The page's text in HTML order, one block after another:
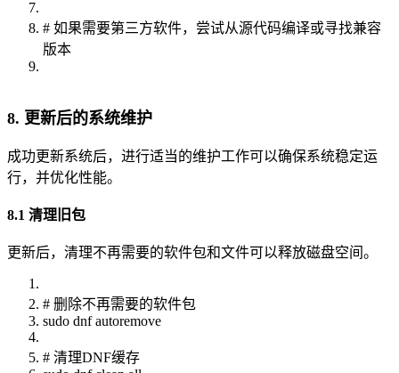
# 如果需要第三方软件，尝试从源代码编译或寻找兼容
版本
8. 更新后的系统维护
成功更新系统后，进行适当的维护工作可以确保系统稳定运
行，并优化性能。
8.1 清理旧包
更新后，清理不再需要的软件包和文件可以释放磁盘空间。
# 删除不再需要的软件包
sudo dnf autoremove
# 清理DNF缓存